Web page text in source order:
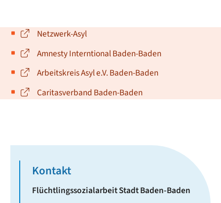
Netzwerk-Asyl
Amnesty Interntional Baden-Baden
Arbeitskreis Asyl e.V. Baden-Baden
Caritasverband Baden-Baden
Kontakt
FlüchtlingssozialarbeitStadt Baden-Baden